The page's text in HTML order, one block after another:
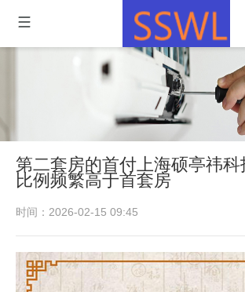
第二套房的首付上海硕亭祎科
比例频繁高于首套房
时间：2026-02-15 09:45